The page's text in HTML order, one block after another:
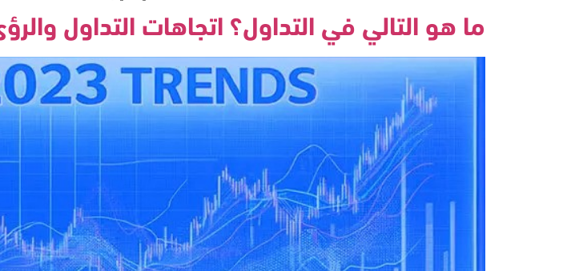
ما هو التالي في التداول؟ اتجاهات التداول والرؤى